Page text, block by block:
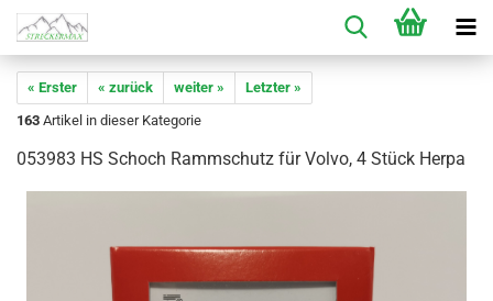
« Erster « zurück weiter »
Letzter »
163 Artikel in dieser Kategorie
053983 HS Schoch Rammschutz für Volvo, 4 Stück Herpa